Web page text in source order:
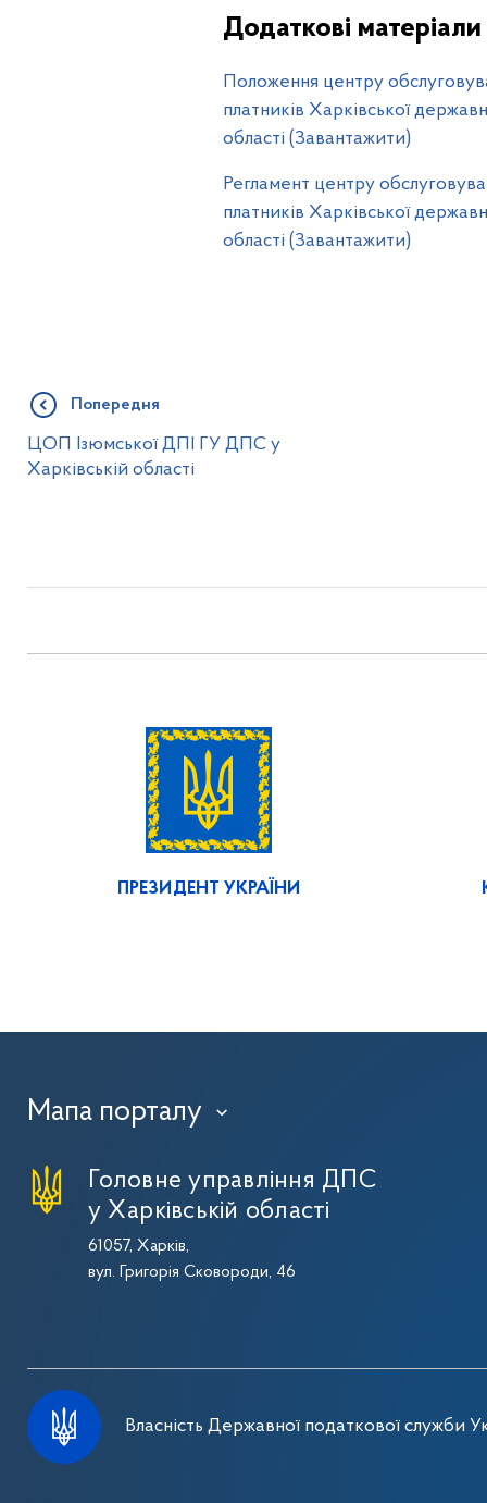
Додаткові матеріали
Положення центру
платників Харківської
області (Завантажити)
Регламент центру
платників Харківської
області (Завантажити)
Попередня
ЦОП Ізюмської ДПІ ГУ ДПС у
Харківській області
ПРЕЗИДЕНТ УКРАЇНИ
Мапа порталу ›
Головне управління ДПС
у Харківській області
61057, Харків,
вул. Григорія Сковороди, 46
Власність Державної податкової служби